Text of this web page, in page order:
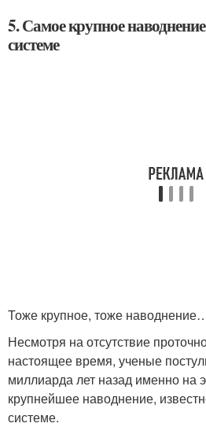
5. Самое крупное
системе
Тоже крупное, тоже
Несмотря на отсутствие
настоящее время, ученые
миллиарда лет назад именно на
крупнейшее наводнение,
системе.